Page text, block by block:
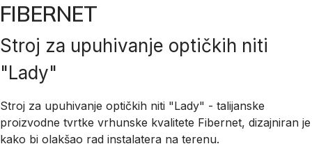
FIBERNET
Stroj za upuhivanje optičkih niti
"Lady"
Stroj za upuhivanje optičkih niti "Lady" - talijanske
proizvodne tvrtke vrhunske kvalitete Fibernet, dizajniran je
kako bi olakšao rad instalatera na terenu.